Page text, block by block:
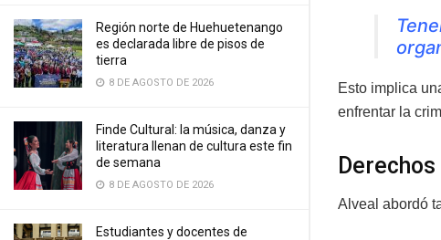
Región norte de Huehuetenango
es declarada libre de pisos de
tierra
8 DE AGOSTO DE 2026
Finde Cultural: la música, danza y
literatura llenan de cultura este fin
de semana
8 DE AGOSTO DE 2026
Estudiantes y docentes de
Esto implica
enfrentar la
Alveal abordó